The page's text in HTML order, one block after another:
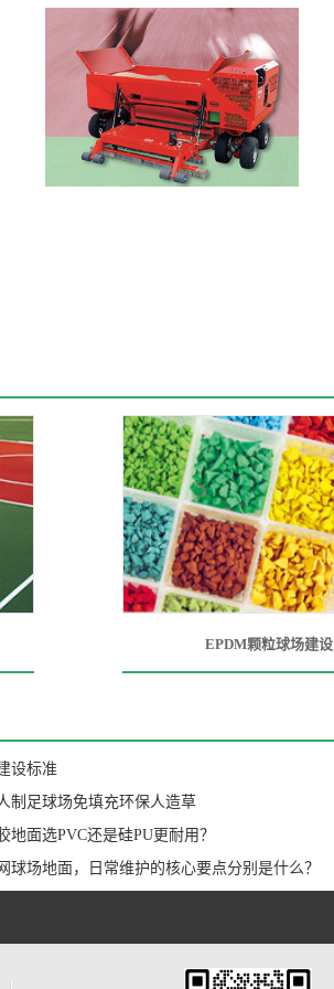
EPDM颗粒球场建设
设标准
制足球场免填充环保人造草
地面选PVC还是硅PU更耐用？
球场地面，日常维护的核心要点分别是什么？